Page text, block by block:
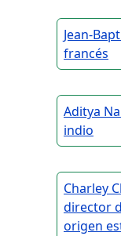
Jean-
francés
Aditya
indio
Charley
director
origen